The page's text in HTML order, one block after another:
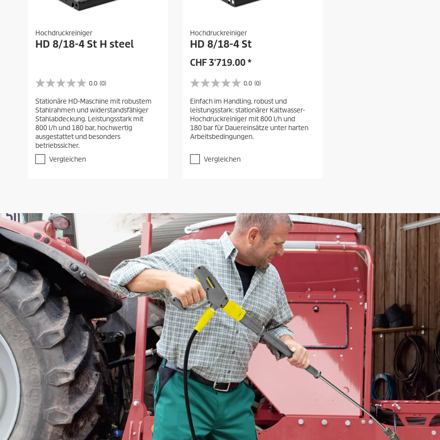
Hochdruckreiniger
HD 8/18-4 St H steel
0.0 (0)
0
0
v
o
n
5
S
e
Stationäre HD-Maschine mit robustem
Stahlrahmen und widerstandsfähiger
Stahlabdeckung. Leistungsstark mit
800 l/h und 180 bar, hochwertig
ausgestattet und besonders
betriebssicher.
Vergleichen
Hochdruckreiniger
HD 8/18-4 St
CHF 3'719.00*
0.0 (0)
0
0
v
o
n
5
e
Einfach im Handling, robust und
leistungsstark: stationärer Kaltwasser-
Hochdruckreiniger mit 800 l/h und
180 bar für Dauereinsätze unter harten
Arbeitsbedingungen.
Vergleichen